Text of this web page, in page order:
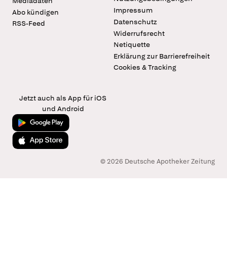
Abo kündigen
RSS-Feed
Impressum
Datenschutz
Widerrufsrecht
Netiquette
Erklärung zur Barrierefreiheit
Cookies & Tracking
Jetzt auch als App für iOS
und Android
Jetzt bei Google Play
Laden im App Store
© 2026 Deutsche Apotheker Zeitung